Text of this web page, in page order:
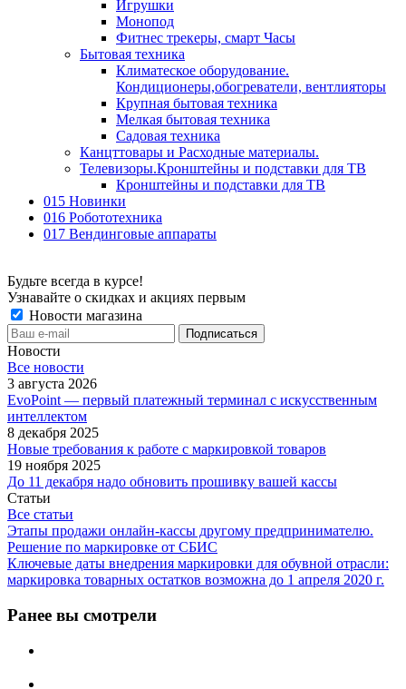
Игрушки
Монопод
Фитнес трекеры, смарт Часы
Бытовая техника
Климатеское оборудование.
Кондиционеры,обогреватели, вентлияторы
Крупная бытовая техника
Мелкая бытовая техника
Садовая техника
Канцттовары и Расходные материалы.
Телевизоры.Кронштейны и подставки для ТВ
Кронштейны и подставки для ТВ
015 Новинки
016 Робототехника
017 Вендинговые аппараты
Будьте всегда в курсе!
Узнавайте о скидках и акциях первым
Новости магазина
Новости
Все новости
3 августа 2026
EvoPoint — первый платежный терминал с искусственным
интеллектом
8 декабря 2025
Новые требования к работе с маркировкой товаров
19 ноября 2025
До 11 декабря надо обновить прошивку вашей кассы
Статьи
Все статьи
Этапы продажи онлайн-кассы другому предпринимателю.
Решение по маркировке от СБИС
Ключевые даты внедрения маркировки для обувной отрасли:
маркировка товарных остатков возможна до 1 апреля 2020 г.
Ранее вы смотрели